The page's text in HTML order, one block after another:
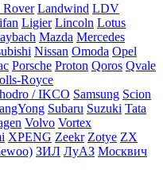
Rover Landwind LDV
Ligier Lincoln Lotus
Mazda Mercedes
Nissan Omoda Opel
Porsche Proton Qoros Qvale
Royce
/ IKCO Samsung Scion
Subaru Suzuki Tata
Volvo Vortex
XPENG Zeekr Zotye ZX
ЗИЛ ЛуАЗ Москвич